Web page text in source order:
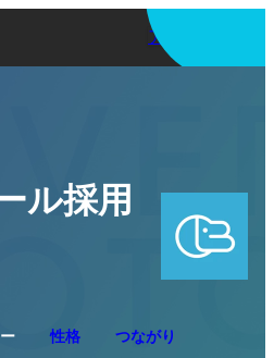
アプリを使う
ル採用
性格 つながり